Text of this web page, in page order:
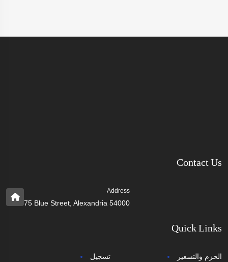
Contact Us
Address
75 Blue Street, Alexandria 54000
Quick Links
تسجيل الحزم والتسعير